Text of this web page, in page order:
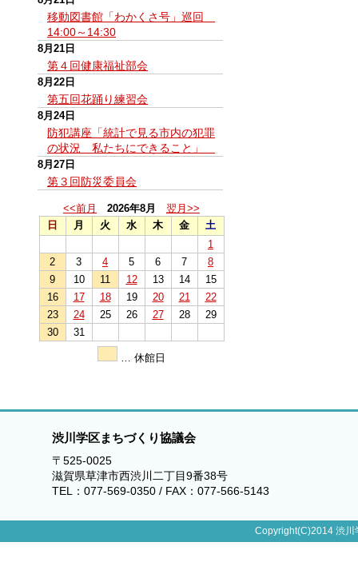
移動図書館「わかくさ号」巡回
14:00～14:30
8月21日
第４回健康福祉部会
8月22日
第五回花踊り練習会
8月24日
防犯講座「統計で見る市内の犯罪
の状況 私たちにできること」
8月27日
第３回防災委員会
<<前月 2026年8月
翌月>>
日
月 火 水 木 金
土
1
2
3 4 5 6 7
8
9
10 11 12 13 14
15
16
17 18 19 20 21
22
23
24 25 26 27 28
29
30
31
… 休館日
渋川学区まちづくり協議会
〒525-0025
滋賀県草津市西渋川二丁目9番38号
TEL：077-569-0350 / FAX：077-566-5143
Copyright(C)2014 渋川